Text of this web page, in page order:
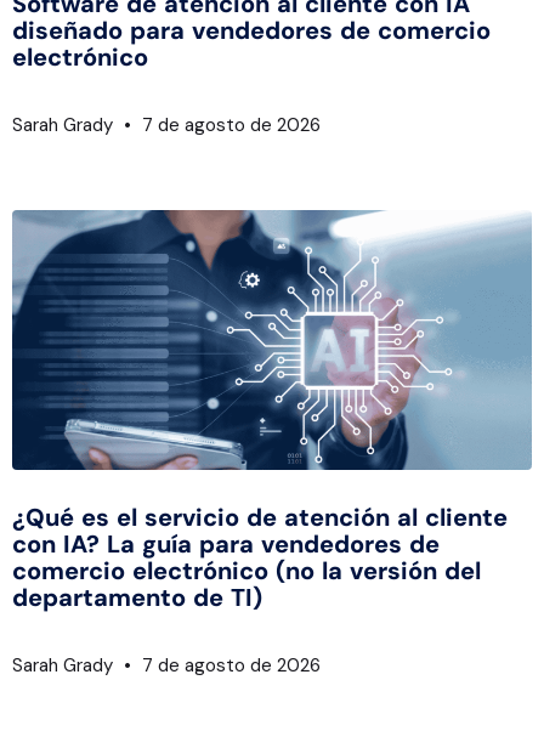
diseñado para vendedores de comercio
electrónico
Sarah Grady 7 de agosto de 2026
¿Qué es el servicio de atención al cliente
con IA? La guía para vendedores de
comercio electrónico (no la versión del
departamento de TI)
Sarah Grady 7 de agosto de 2026